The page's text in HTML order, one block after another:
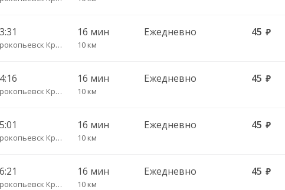
Прокопьевск Красный Углекоп
16 мин
10 км
Ежедневно 45 руб.
Прокопьевск Красный Углекоп
16 мин
10 км
Ежедневно 45 руб.
Прокопьевск Красный Углекоп
16 мин
10 км
Ежедневно 45 руб.
Прокопьевск Красный Углекоп
16 мин
10 км
Ежедневно 45 руб.